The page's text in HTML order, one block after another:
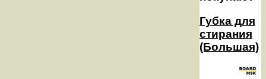
Губка для
стирания
(Большая)